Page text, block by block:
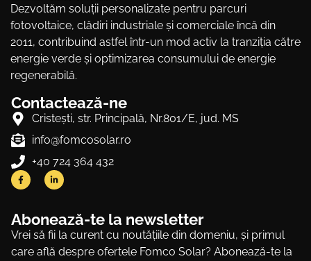
Dezvoltăm soluții personalizate pentru parcuri
fotovoltaice, clădiri industriale și comerciale încă din
2011, contribuind astfel într-un mod activ la tranziția către
energie verde și optimizarea consumului de energie
regenerabilă.
Contactează-ne
Cristeşti, str. Principală, Nr.801/E, jud. MS
info@fomcosolar.ro
+40 724 364 432
Abonează-te la newsletter
Vrei să fii la curent cu noutățiile din domeniu, și primul
care află despre ofertele Fomco Solar? Abonează-te la